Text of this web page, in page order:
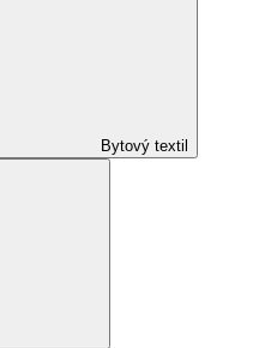
Bytový textil